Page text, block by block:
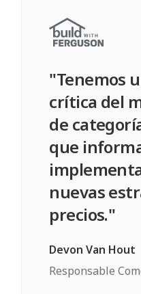
"Tenemos
crítica del
de
que
nuevas
precios."
Devon Van Hout
Responsable